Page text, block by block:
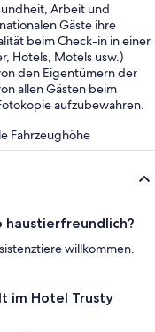
Arbeit und
Gäste ihre
beim Check-in in einer
Hotels, Motels usw.)
den Eigentümern der
allen Gästen beim
aufzubewahren.
Fahrzeughöhe
haustierfreundlich?
willkommen.
im Hotel Trusty